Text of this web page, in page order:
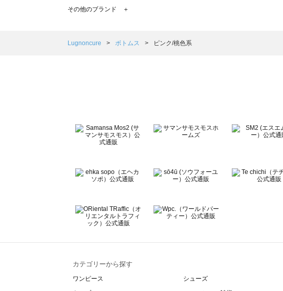
TSUHARU by Samansa Mos2（ツハルバイサマンサモスモス）のボトムス一覧
Samansa Mos2 Lagom（サマンサモスモス ラーゴム）のボトムス一覧
BETTY'S BLUE（べティーズブルー）のボトムス一覧
Wpc.（ワールドパーティー）のボトムス一覧
その他のブランド ＋
Lugnoncure ボトムス ピンク/桃色系
カテゴリーから探す
ワンピース
シューズ